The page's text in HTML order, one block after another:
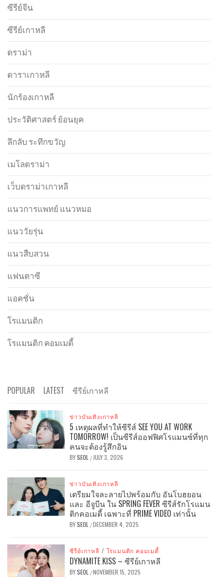
ซีรีย์จีน
ซีรีย์เกาหลี
ดราม่า
ดาราเกาหลี
นักร้องเกาหลี
ประวัติศาสตร์ ย้อนยุค
ลึกลับ ระทึกขวัญ
เมโลดราม่า
เว็บดราม่าเกาหลี
แนวการแพทย์ แนวหมอ
แนววัยรุ่น
แนวสืบสวน
แฟนตาซี
แอคชั่น
โรแมนติก
โรแมนติก คอมเมดี้
POPULAR LATEST ซีรีย์เกาหลี
ข่าวบันเทิงเกาหลี
5 เหตุผลที่ทำให้ซีรีส์ SEE YOU AT WORK
TOMORROW! เป็นซีรีส์ออฟฟิศโรแมนซ์ที่ทุก
คนจะต้องรู้สึกอิน
BYSEOL / JULY 3, 2026
ข่าวบันเทิงเกาหลี
เตรียมใจละลายไปพร้อมกับ อันโบฮยอน
และ อีจูบีน ใน SPRING FEVER ซีรีส์รักโรแมน
ติกคอเมดี้ เฉพาะที่ PRIME VIDEO เท่านั้น
BYSEOL /DECEMBER 4, 2025
ซีรีย์เกาหลี / โรแมนติก คอมเมดี้
DYNAMITE KISS – ซีรีย์เกาหลี
BYSEOL /NOVEMBER 15, 2025